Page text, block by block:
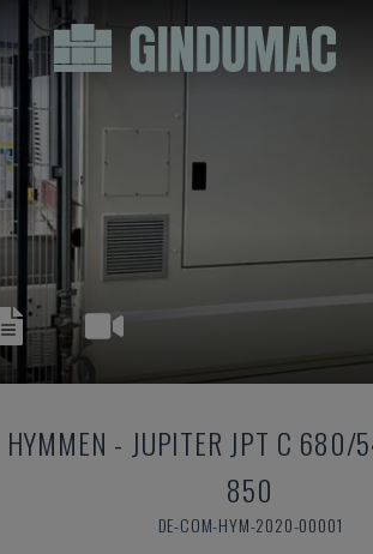
HYMMEN - JUPITER JPT C 680/
850
DE-COM-HYM-2020-00001